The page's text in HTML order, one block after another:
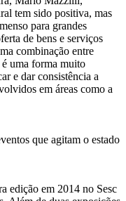
tem sido positiva, mas
para grandes
de bens e serviços
combinação entre
uma forma muito
e dar consistência a
em áreas como a
que agitam o estado
edição em 2014 no Sesc